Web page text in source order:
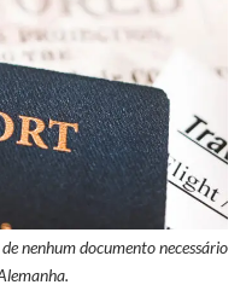
nenhum documento necessário